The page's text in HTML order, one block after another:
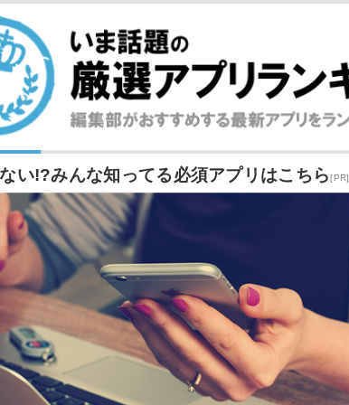
い!?みんな知ってる必須アプリはこちら[PR]